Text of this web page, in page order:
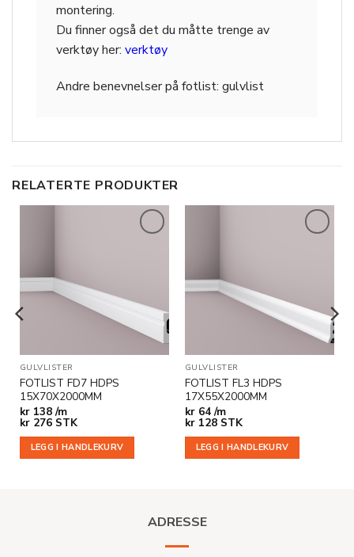
montering.
Du finner også det du måtte trenge av
verktøy her: verktøy
Andre benevnelser på fotlist: gulvlist
RELATERTE PRODUKTER
GULVLISTER
FOTLIST FD7 HDPS
15X70X2000MM
kr138 /m
kr276 STK
LEGG I HANDLEKURV
GULVLISTER
FOTLIST FL3 HDPS
17X55X2000MM
kr64 /m
kr128 STK
LEGG I HANDLEKURV
ADRESSE